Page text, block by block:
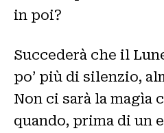
in poi?
Succederà che il
po’ più di silenzio,
Non ci sarà la magìa
quando, prima di un